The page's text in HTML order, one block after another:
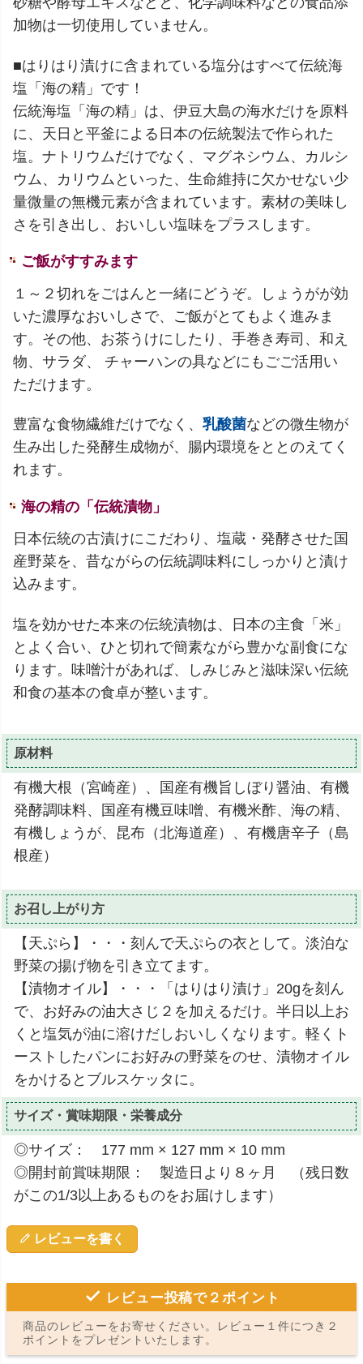
加物は一切使用していません。
■はりはり漬けに含まれている塩分はすべて伝統海
塩「海の精」です！
伝統海塩「海の精」は、伊豆大島の海水だけを原料
に、天日と平釜による日本の伝統製法で作られた
塩。ナトリウムだけでなく、マグネシウム、カルシ
ウム、カリウムといった、生命維持に欠かせない少
量微量の無機元素が含まれています。素材の美味し
さを引き出し、おいしい塩味をプラスします。
ご飯がすすみます
１～２切れをごはんと一緒にどうぞ。しょうがが効
いた濃厚なおいしさで、ご飯がとてもよく進みま
す。その他、お茶うけにしたり、手巻き寿司、和え
物、サラダ、 チャーハンの具などにもごご活用い
ただけます。
豊富な食物繊維だけでなく、 乳酸菌などの微生物が
生み出した発酵生成物が、腸内環境をととのえてく
れます。
海の精の「伝統漬物」
日本伝統の古漬けにこだわり、塩蔵・発酵させた国
産野菜を、昔ながらの伝統調味料にしっかりと漬け
込みます。
塩を効かせた本来の伝統漬物は、日本の主食「米」
とよく合い、ひと切れで簡素ながら豊かな副食にな
ります。味噌汁があれば、しみじみと滋味深い伝統
和食の基本の食卓が整います。
原材料
有機大根（宮崎産）、国産有機旨しぼり醤油、有機
発酵調味料、国産有機豆味噌、有機米酢、海の精、
有機しょうが、昆布（北海道産）、有機唐辛子（島
根産）
お召し上がり方
【天ぷら】・・・刻んで天ぷらの衣として。淡泊な
野菜の揚げ物を引き立てます。
【漬物オイル】・・・「はりはり漬け」20gを刻ん
で、お好みの油大さじ２を加えるだけ。半日以上お
くと塩気が油に溶けだしおいしくなります。軽くト
ーストしたパンにお好みの野菜をのせ、漬物オイル
をかけるとブルスケッタに。
サイズ・賞味期限・栄養成分
◎サイズ： 177 mm × 127 mm × 10 mm
◎開封前賞味期限： 製造日より８ヶ月 （残日数
がこの1/3以上あるものをお届けします）
レビューを書く
レビュー投稿で２ポイント
商品のレビューをお寄せください。レビュー１件につき２
ポイントをプレゼントいたします。